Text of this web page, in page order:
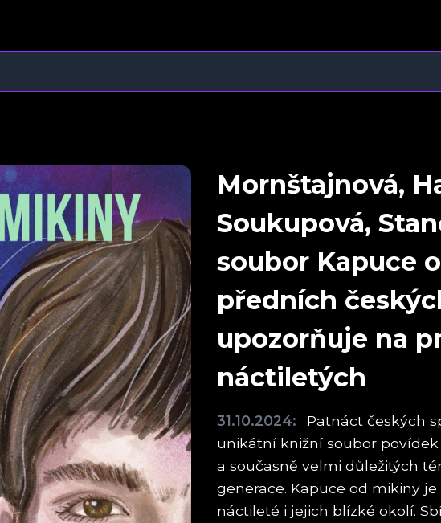
Mornštajnová,
Soukupová,
soubor Kapuce
předních
upozorňuje na
náctiletých
31.10.2024:
Patnáct českých
unikátní knižní soubor
a současně velmi důležitých
generace. Kapuce od mikiny
náctileté i jejich blízké okolí.